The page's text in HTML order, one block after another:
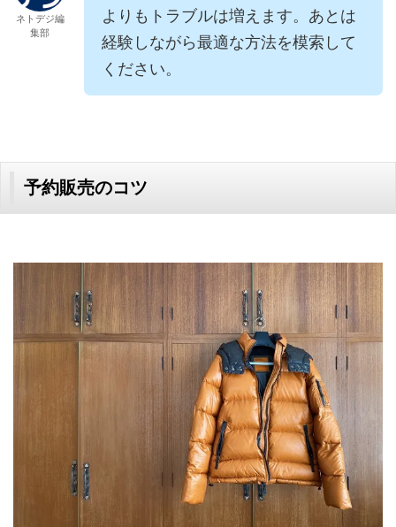
ネトデジ編
集部
よりもトラブルは増えます。あとは
経験しながら最適な方法を模索して
ください。
予約販売のコツ